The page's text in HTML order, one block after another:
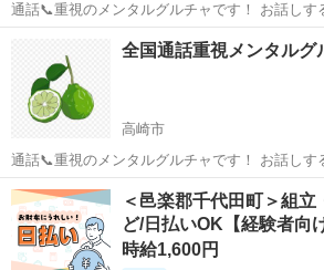
通話📞重視のメンタルグルチャです！ お話しするのが好きな方でも,苦
手だけど話してみたいって人でも大丈夫👌 自由
で楽しんでいます！ 辛いことも楽しいことも一人一人に寄り添い思い
を共有できるグル...
その他 メンタルグルチ
全国通話重視メンタルグ
高崎市
通話📞重視のメンタルグルチャです！ お話しするのが好きな方でも,苦
手だけど話してみたいって人でも大丈夫👌 自由
で楽しんでいます！ 辛いことも楽しいことも一人一人に寄り添い思い
を共有できるグル...
群馬 高崎市 その他 メンタルグルチ
＜邑楽郡千代田町＞組
ど/日払いOK【経験者向
時給1,600円